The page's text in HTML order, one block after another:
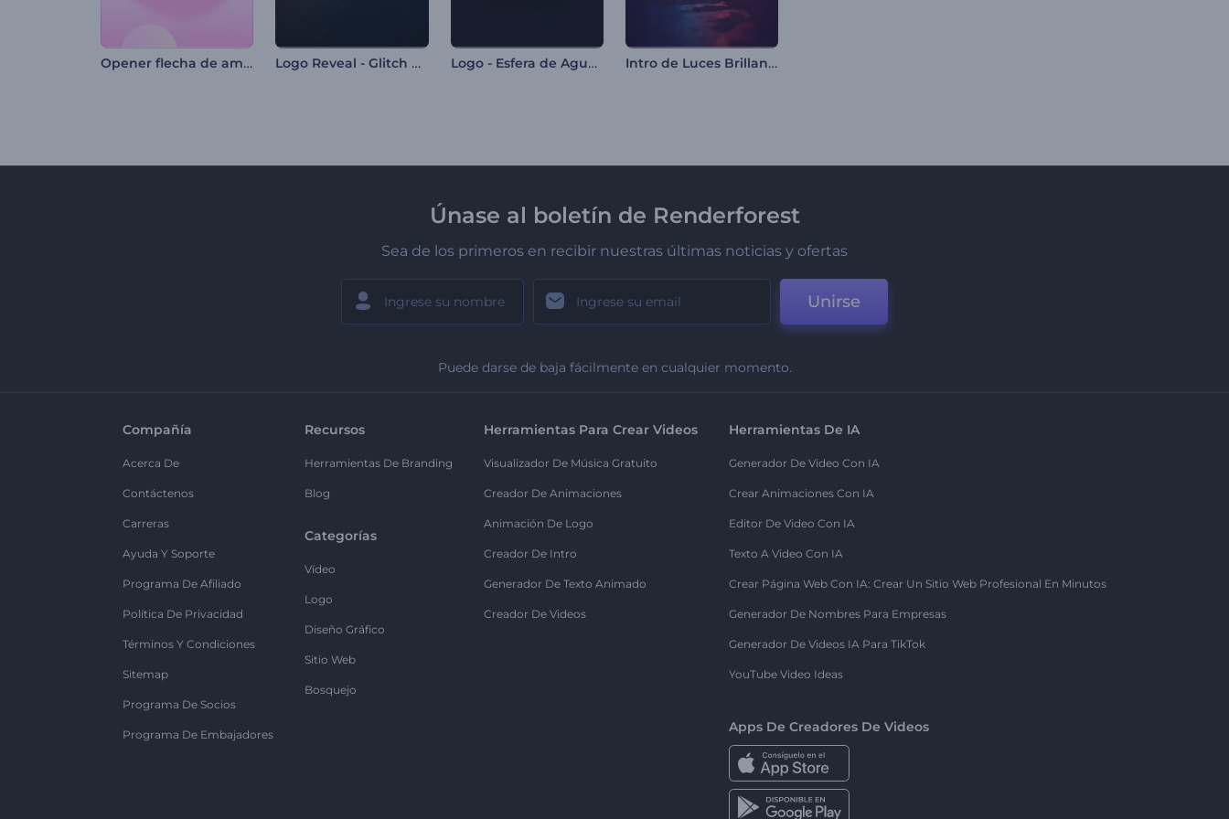
Opener flecha de amor de Cupido Logo Reveal - Glitch Eléctrico Logo - Esfera de Agua Dando Giros Intro de Luces Brillantes
Únase al boletín de Renderforest
Sea de los primeros en recibir nuestras últimas noticias y ofertas
Unirse
Puede darse de baja fácilmente en cualquier momento.
Compañía
Acerca De
Contáctenos
Carreras
Ayuda Y Soporte
Programa De Afiliado
Política De Privacidad
Términos Y Condiciones
Sitemap
Programa De Socios
Programa De Embajadores
Recursos
Herramientas De Branding
Blog
Categorías
Vídeo
Logo
Diseño Gráfico
Sitio Web
Bosquejo
Herramientas Para Crear Videos
Visualizador De Música Gratuito
Creador De Animaciones
Animación De Logo
Creador De Intro
Generador De Texto Animado
Creador De Videos
Herramientas De IA
Generador De Video Con IA
Crear Animaciones Con IA
Editor De Video Con IA
Texto A Video Con IA
Crear Página Web Con IA: Crear Un Sitio Web Profesional En Minutos
Generador De Nombres Para Empresas
Generador De Videos IA Para TikTok
YouTube Video Ideas
Apps De Creadores De Videos